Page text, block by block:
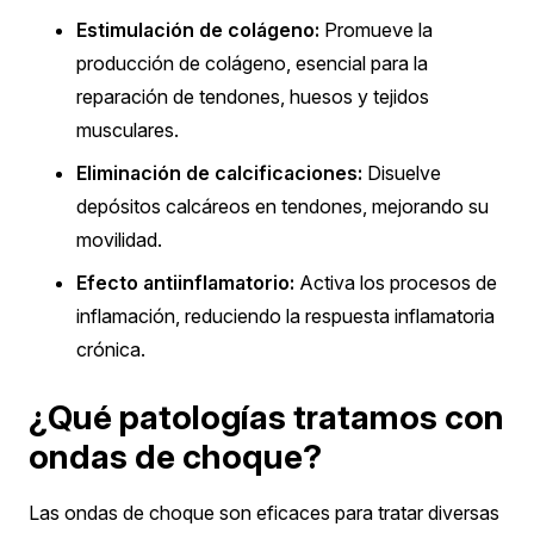
Estimulación de colágeno: Promueve la
producción de colágeno, esencial para la
reparación de tendones, huesos y tejidos
musculares.
Eliminación de calcificaciones: Disuelve
depósitos calcáreos en tendones, mejorando su
movilidad.
Efecto antiinflamatorio: Activa los procesos de
inflamación, reduciendo la respuesta inflamatoria
crónica.
¿Qué patologías tratamos con
ondas de choque?
Las ondas de choque son eficaces para tratar diversas